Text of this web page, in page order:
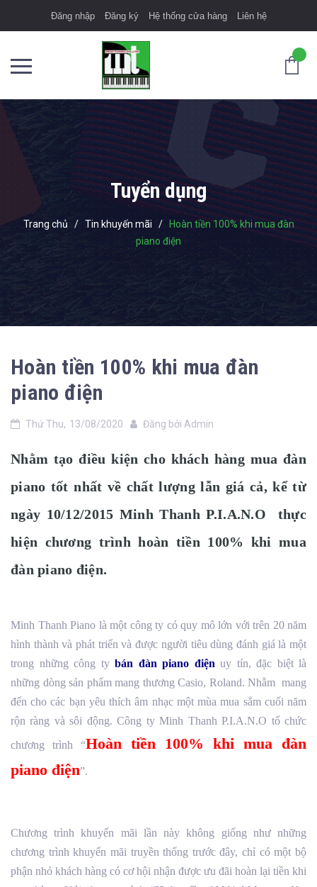
Đăng nhập Đăng ký Hệ thống cửa hàng Liên hệ
Tuyển dụng
Trang chủ / Tin khuyến mãi / Hoàn tiền 100% khi mua đàn
piano điện
Hoàn tiền 100% khi mua đàn
piano điện
Thứ Thu, 13/08/2020 Đăng bởi Admin
Nhằm tạo điều kiện cho khách hàng mua đàn
piano tốt nhất về chất lượng lẫn giá cả, kể từ
ngày 10/12/2015 Minh Thanh P.I.A.N.O thực
hiện chương trình hoàn tiền 100% khi mua
đàn piano điện.
Minh Thanh Piano là một công ty có quy mô lớn với trên 20 năm
hình thành và phát triển và được người tiêu dùng đánh giá là một
trong những công ty bán đàn piano điện uy tín, đặc biệt là
những dòng sản phẩm mang thương Casio, Roland. Nhằm mang
đến cho các bạn yêu thích âm nhạc một mùa mua sắm cuối năm
rộn ràng và sôi động. Công ty Minh Thanh P.I.A.N.O tổ chức
chương trình “Hoàn tiền 100% khi mua đàn
piano điện”.
Chương trình khuyến mãi lần này không giống như những
chương trình khuyến mãi truyền thống trước đây, chỉ có một bộ
phận nhỏ khách hàng có cơ hội nhận được ưu đãi hoàn lại tiền khi